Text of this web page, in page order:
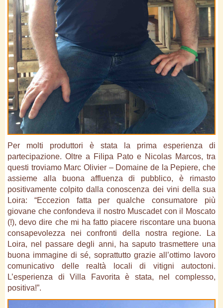
Per molti produttori è stata la prima esperienza di
partecipazione. Oltre a Filipa Pato e Nicolas Marcos, tra
questi troviamo Marc Olivier – Domaine de la Pepiere, che
assieme alla buona affluenza di pubblico, è rimasto
positivamente colpito dalla conoscenza dei vini della sua
Loira: “Eccezion fatta per qualche consumatore più
giovane che confondeva il nostro Muscadet con il Moscato
(!), devo dire che mi ha fatto piacere riscontare una buona
consapevolezza nei confronti della nostra regione. La
Loira, nel passare degli anni, ha saputo trasmettere una
buona immagine di sé, soprattutto grazie all’ottimo lavoro
comunicativo delle realtà locali di vitigni autoctoni.
L’esperienza di Villa Favorita è stata, nel complesso,
positiva!”.